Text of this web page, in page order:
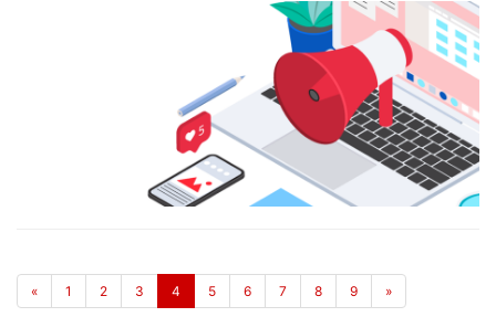
« 1 2 3 4 5 6 7 8 9 »